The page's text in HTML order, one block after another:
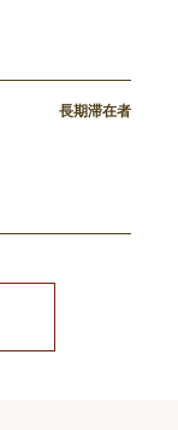
長期滞在者